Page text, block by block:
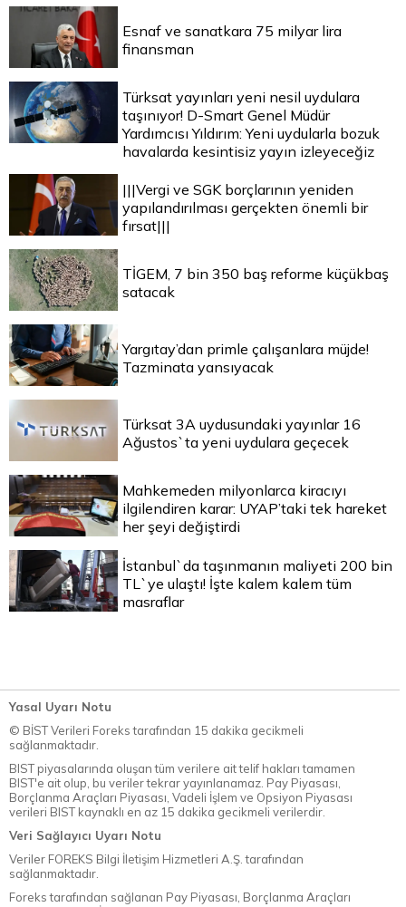
Esnaf ve sanatkara 75 milyar lira
finansman
Türksat yayınları yeni nesil uydulara
taşınıyor! D-Smart Genel Müdür
Yardımcısı Yıldırım: Yeni uydularla bozuk
havalarda kesintisiz yayın izleyeceğiz
|||Vergi ve SGK borçlarının yeniden
yapılandırılması gerçekten önemli bir
fırsat|||
TİGEM, 7 bin 350 baş reforme küçükbaş
satacak
Yargıtay’dan primle çalışanlara müjde!
Tazminata yansıyacak
Türksat 3A uydusundaki yayınlar 16
Ağustos`ta yeni uydulara geçecek
Mahkemeden milyonlarca kiracıyı
ilgilendiren karar: UYAP’taki tek hareket
her şeyi değiştirdi
İstanbul`da taşınmanın maliyeti 200 bin
TL`ye ulaştı! İşte kalem kalem tüm
masraflar
Yasal Uyarı Notu
© BİST Verileri Foreks tarafından 15 dakika gecikmeli
sağlanmaktadır.
BIST piyasalarında oluşan tüm verilere ait telif hakları tamamen
BIST'e ait olup, bu veriler tekrar yayınlanamaz. Pay Piyasası,
Borçlanma Araçları Piyasası, Vadeli İşlem ve Opsiyon Piyasası
verileri BIST kaynaklı en az 15 dakika gecikmeli verilerdir.
Veri Sağlayıcı Uyarı Notu
Veriler FOREKS Bilgi İletişim Hizmetleri A.Ş. tarafından
sağlanmaktadır.
Foreks tarafından sağlanan Pay Piyasası, Borçlanma Araçları